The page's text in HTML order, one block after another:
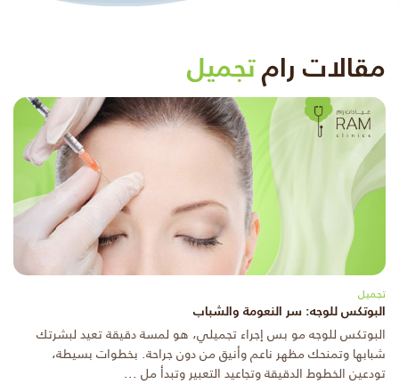
مقالات رامتجميل
تجميل
البوتكس للوجه: سر النعومة والشباب
البوتكس للوجه مو بس إجراء تجميلي، هو لمسة دقيقة تعيد لبشرتك
شبابها وتمنحك مظهر ناعم وأنيق من دون جراحة. بخطوات بسيطة،
تودعين الخطوط الدقيقة وتجاعيد التعبير وتبدأ مل ...